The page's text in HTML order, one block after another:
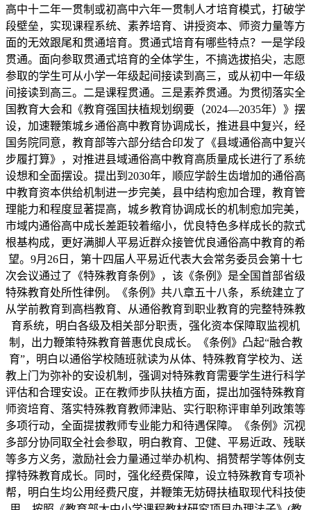
高中十二年一贯制或初高中六年一贯制人才培育模式，打破学
段壁垒，实现课程系统、素养培育、讲授资本、师资力量等方
面的无效跟尾和贯通培育。贯通式培育有哪些特点？一是学段
贯通。面向参取贯通式培育的全体学生，不搞选拔掐尖，志愿
参取的学生可从小学一年级起间接读到高三，或从初中一年级
间接读到高三。二是课程贯通。三是素养贯通。为贯彻落实全
国教育大会和《教育强国扶植规划纲要（2024—2035年）》摆
设，加速鞭策城乡通俗高中教育协调成长，推进县中复兴，经
国务院同意，教育部等六部分结合印发了《县域通俗高中复兴
步履打算》，对推进县域通俗高中教育高质量成长进行了系统
设想和全面摆设。提出到2030年，顺应学龄生齿增加的通俗高
中教育资本供给机制进一步完美，县中结构愈加合理，教育管
理能力和程度显著提高，城乡教育协调成长的机制愈加完美，
市域内通俗高中成长差距较着缩小，优良特色多样成长的款式
根基构成，更好满脚人平易近群众接管优良通俗高中教育的希
望。9月26日，第十四届人平易近代表大会常务委员会第十七
次会议通过了《特殊教育条例》，该《条例》是全国首部省级
特殊教育处所性律例。《条例》共八章五十八条，系统建立了
从学前教育到高档教育、从通俗教育到职业教育的完整特殊教
育系统，明白各级及相关部分职责，强化资本保障取监视机
制，出力鞭策特殊教育普惠优良成长。《条例》凸起“融合教
育”，明白以通俗学校随班就读为从体、特殊教育学校为、送
教上门为弥补的安设机制，强调对特殊教育需要学生进行科学
评估和合理安设。正在教师步队扶植方面，提出加强特殊教育
师资培育、落实特殊教育教师津贴、实行职称评审单列政策等
多项行动，全面提拔教师专业能力和待遇保障。《条例》沉视
多部分协同取全社会参取，明白教育、卫健、平易近政、残联
等多方义务，激励社会力量通过举办机构、捐赞帮学等体例支
撑特殊教育成长。同时，强化经费保障，设立特殊教育专项补
帮，明白生均公用经费尺度，并鞭策无妨碍扶植取现代科技使